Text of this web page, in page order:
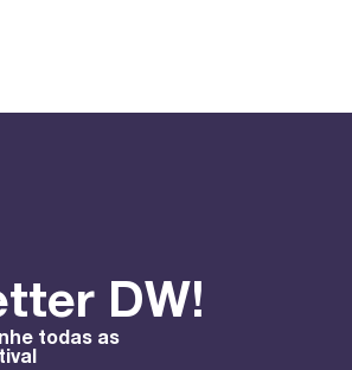
DW!
todas as